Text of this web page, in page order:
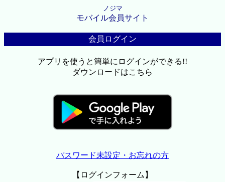
ノジマ
モバイル会員サイト
会員ログイン
アプリを使うと簡単にログインができる!!
ダウンロードはこちら
パスワード未設定・お忘れの方
【ログインフォーム】